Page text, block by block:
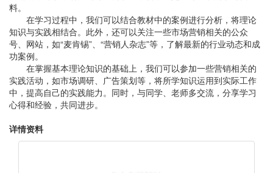
料。
在学习过程中，我们可以结合教材中的案例进行分析，将理论
知识与实践相结合。此外，还可以关注一些市场营销相关的公众
号、网站，如“麦肯锡”、“营销人杂志”等，了解最新的行业动态和成
功案例。
在掌握基本理论知识的基础上，我们可以参加一些营销相关的
实践活动，如市场调研、广告策划等，将所学知识运用到实际工作
中，提高自己的实践能力。同时，与同学、老师多交流，分享学习
心得和经验，共同进步。
详情资料